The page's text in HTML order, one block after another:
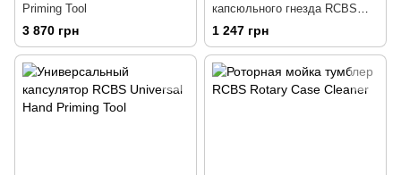
Priming Tool
3 870 грн
капсюльного гнезда RCBS
Primer Pocket Brush Combo
1 247 грн